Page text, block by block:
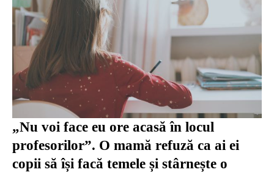
„Nu voi face eu ore acasă în locul
profesorilor”. O mamă refuză ca ai ei
copii să își facă temele și stârnește o